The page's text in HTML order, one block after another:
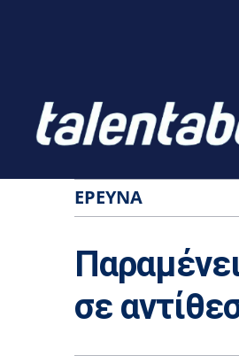
ΈΡΕΥΝΑ
σε